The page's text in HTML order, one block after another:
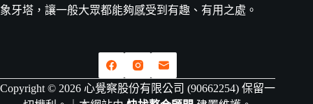
象牙塔，讓一般大眾都能夠感受到有趣、有用之處。
Copyright © 2026 心覺察股份有限公司 (90662254) 保留一